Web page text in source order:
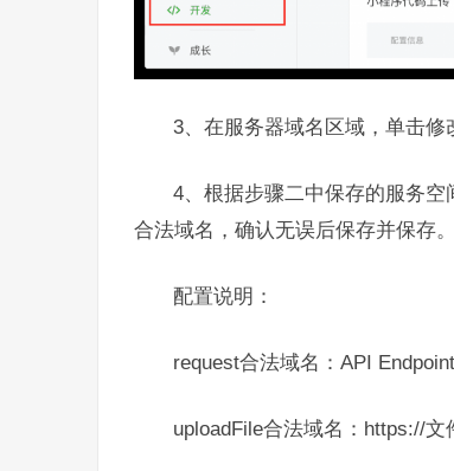
3、在服务器域名区域，单击修
4、根据步骤二中保存的服务
合法域名，确认无误后保存并保存。
配置说明：
request合法域名：API Endpoint
uploadFile合法域名：https://文